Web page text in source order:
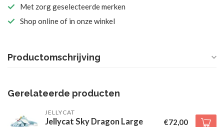
Met zorg geselecteerde merken
Shop online of in onze winkel
Productomschrijving
Gerelateerde producten
JELLYCAT
Jellycat Sky Dragon Large €72,00